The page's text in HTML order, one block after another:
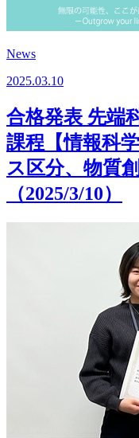
News
2025.03.10
合格発表 先端
課程【情報科
ス区分、物質
（2025/3/10）